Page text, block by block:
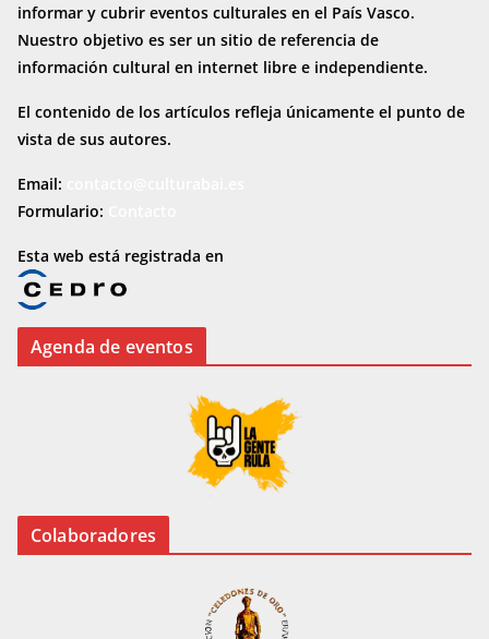
informar y cubrir eventos culturales en el País Vasco.
Nuestro objetivo es ser un sitio de referencia de
información cultural en internet libre e independiente.
El contenido de los artículos refleja únicamente el punto de
vista de sus autores.
Email:
Formulario:
Esta web está registrada en
Agenda de eventos
Colaboradores